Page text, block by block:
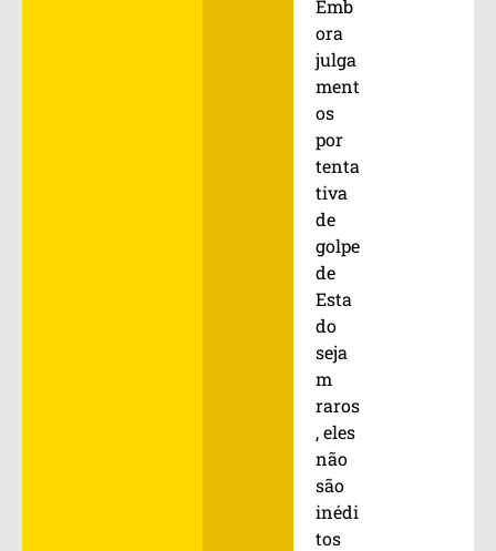
Emb
ora
julga
ment
os
por
tenta
tiva
de
golpe
de
Esta
do
seja
m
raros
, eles
não
são
inédi
tos